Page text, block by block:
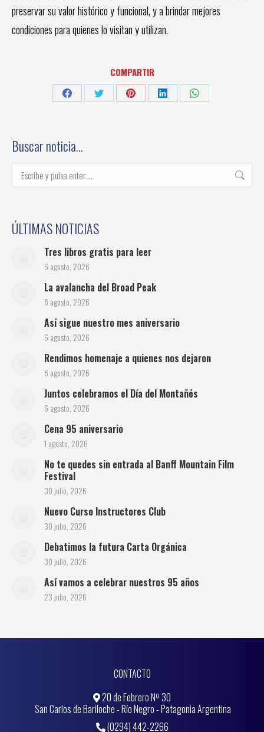
preservar su valor histórico y funcional, y a brindar mejores
condiciones para quienes lo visitan y utilizan.
COMPARTIR
Share
Share
Share
Share
Share
Buscar noticia…
Buscar:
ÚLTIMAS NOTICIAS
Tres libros gratis para leer
6 agosto, 2026
La avalancha del Broad Peak
6 agosto, 2026
Así sigue nuestro mes aniversario
6 agosto, 2026
Rendimos homenaje a quienes nos dejaron
6 agosto, 2026
Juntos celebramos el Día del Montañés
6 agosto, 2026
Cena 95 aniversario
1 agosto, 2026
No te quedes sin entrada al Banff Mountain Film
Festival
30 julio, 2026
Nuevo Curso Instructores Club
30 julio, 2026
Debatimos la futura Carta Orgánica
30 julio, 2026
Así vamos a celebrar nuestros 95 años
23 julio, 2026
CONTACTO
20 de Febrero Nº 30
San Carlos de Bariloche - Río Negro - Patagonia Argentina
(0294) 442-2266